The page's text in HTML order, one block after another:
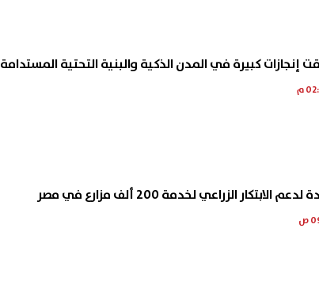
كبيرة في المدن الذكية والبنية التحتية المستدامة
الزراعي لخدمة 200 ألف مزارع في مصر